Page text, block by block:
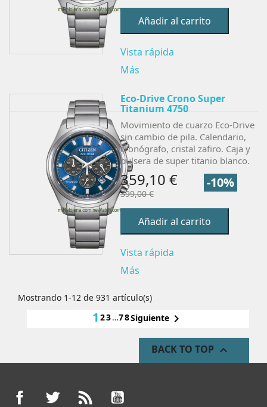
Añadir al carrito
Vista rápida
Más
Eco-Drive Crono Super
Titanium 4750
Movimiento de cuarzo Eco-Drive
sin cambio de pila. Calendario,
cronógrafo, cristal zafiro. Caja y
pulsera de super titanio blanco.
359,10 € -10%
399,00 €
Añadir al carrito
Vista rápida
Más
Mostrando 1-12 de 931 artículo(s)
1 23…78Siguiente 
BACK TO TOP 
FacebookTwitter